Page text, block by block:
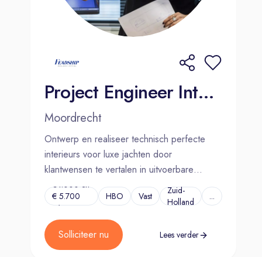
andere vacatures.
Project Engineer Interieur | Moordrecht
Moordrecht
Ontwerp en realiseer technisch perfecte
interieurs voor luxe jachten door
klantwensen te vertalen in uitvoerbare
oplossingen.
€4.000 en
€ 5.700
p/m
HBO Vast
Zuid-
Holland
...
Solliciteer nu Lees verder